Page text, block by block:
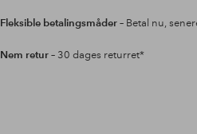
Fleksible betalingsmåder– Betal nu,
Nem retur– 30 dages returret*